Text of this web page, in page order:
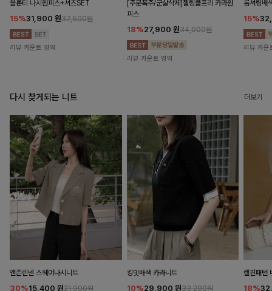
블룬티 나시원피스+셔츠SET
15%31,900 원37,500원
리뷰 카운트 영역
[주문폭주/군살삭제]젤링클프리 카라원
피스
18%27,900 원34,000원
리뷰 카운트 영역
롬셔링배
15%
리뷰 카운
다시 찾게되는 니트 더보기
앤즌린넨 스퀘어나시니트
30%15,400 원21,900원
킹밋배색 카라니트
10%29,900 원33,200원
캘핀패턴
18%